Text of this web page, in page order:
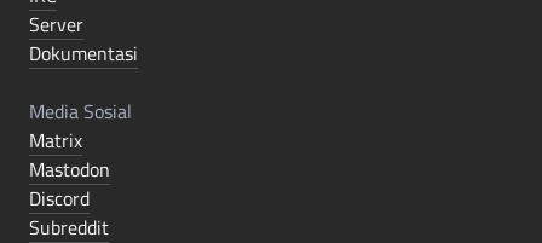
Server
Dokumentasi
Media Sosial
Matrix
Mastodon
Discord
Subreddit